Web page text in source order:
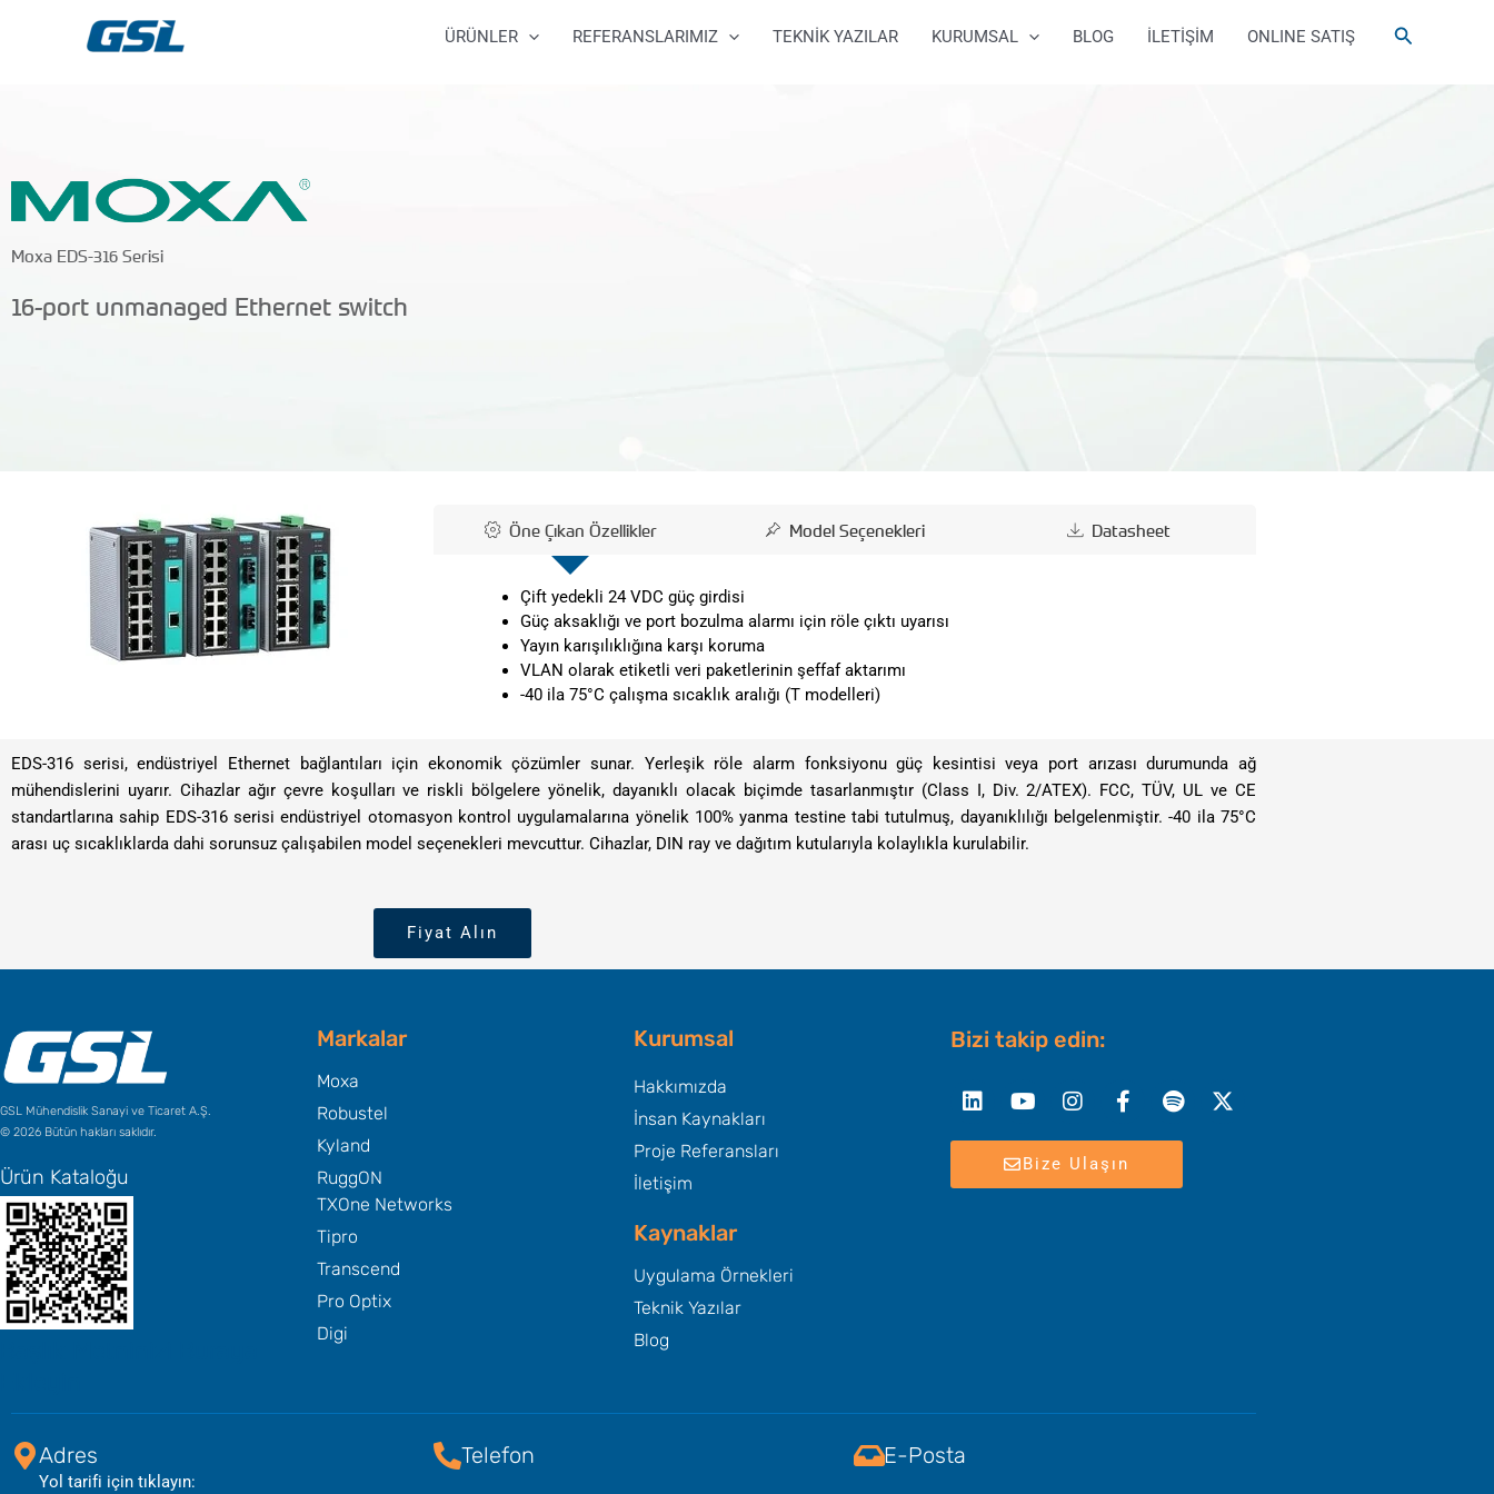
ÜRÜNLER REFERANSLARIMIZ TEKNİK YAZILAR KURUMSAL BLOG İLETİŞİM ONLINE SATIŞ Arama
Moxa EDS-316 Serisi
16-port unmanaged Ethernet switch
Öne Çıkan Özellikler Model Seçenekleri Datasheet
Çift yedekli 24 VDC güç girdisi
Güç aksaklığı ve port bozulma alarmı için röle çıktı uyarısı
Yayın karışılıklığına karşı koruma
VLAN olarak etiketli veri paketlerinin şeffaf aktarımı
-40 ila 75°C çalışma sıcaklık aralığı (T modelleri)
EDS-316 serisi, endüstriyel Ethernet bağlantıları için ekonomik çözümler sunar. Yerleşik röle alarm fonksiyonu güç kesintisi veya port arızası durumunda ağ
mühendislerini uyarır. Cihazlar ağır çevre koşulları ve riskli bölgelere yönelik, dayanıklı olacak biçimde tasarlanmıştır (Class I, Div. 2/ATEX). FCC, TÜV, UL ve CE
standartlarına sahip EDS-316 serisi endüstriyel otomasyon kontrol uygulamalarına yönelik 100% yanma testine tabi tutulmuş, dayanıklılığı belgelenmiştir. -40 ila 75°C
arası uç sıcaklıklarda dahi sorunsuz çalışabilen model seçenekleri mevcuttur. Cihazlar, DIN ray ve dağıtım kutularıyla kolaylıkla kurulabilir.
Fiyat Alın
GSL Mühendislik Sanayi ve Ticaret A.Ş.
© 2026 Bütün hakları saklıdır.
Ürün Kataloğu
Markalar
Moxa
Robustel
Kyland
RuggON
TXOne Networks
Tipro
Transcend
Pro Optix
Digi
Kurumsal
Hakkımızda
İnsan Kaynakları
Proje Referansları
İletişim
Kaynaklar
Uygulama Örnekleri
Teknik Yazılar
Blog
Bizi takip edin:
f
twitter
Bize Ulaşın
Adres
Yol tarifi için tıklayın:
Telefon E-Posta